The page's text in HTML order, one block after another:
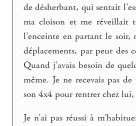
de désherbant, qui sentait
ma cloison et me réveillait
l’enceinte en partant le
déplacements, par peur des
Quand j’avais besoin de
même. Je ne recevais pas
son 4x4 pour rentrer chez lui,
Je n’ai pas réussi à